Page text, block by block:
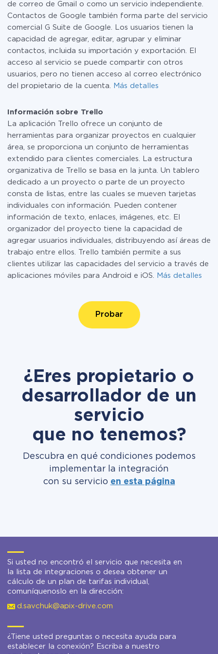
de correo de Gmail o como un servicio independiente.
Contactos de Google también forma parte del servicio
comercial G Suite de Google. Los usuarios tienen la
capacidad de agregar, editar, agrupar y eliminar
contactos, incluida su importación y exportación. El
acceso al servicio se puede compartir con otros
usuarios, pero no tienen acceso al correo electrónico
del propietario de la cuenta.
Más detalles
Información sobre Trello
La aplicación Trello ofrece un conjunto de
herramientas para organizar proyectos en cualquier
área, se proporciona un conjunto de herramientas
extendido para clientes comerciales. La estructura
organizativa de Trello se basa en la junta. Un tablero
dedicado a un proyecto o parte de un proyecto
consta de listas, entre las cuales se mueven tarjetas
individuales con información. Pueden contener
información de texto, enlaces, imágenes, etc. El
organizador del proyecto tiene la capacidad de
agregar usuarios individuales, distribuyendo así áreas de
trabajo entre ellos. Trello también permite a sus
clientes utilizar las capacidades del servicio a través de
aplicaciones móviles para Android e iOS.
Más detalles
Probar
¿Eres propietario o
desarrollador de un
servicio
que no tenemos?
Descubra en qué condiciones podemos
implementar la integración
con su servicio en esta página
Si usted no encontró el servicio que necesita en
la lista de integraciones o desea obtener un
cálculo de un plan de tarifas individual,
comuníquenoslo en la dirección:
d.savchuk@apix-drive.com
¿Tiene usted preguntas o necesita ayuda para
establecer la conexión? Escriba a nuestro